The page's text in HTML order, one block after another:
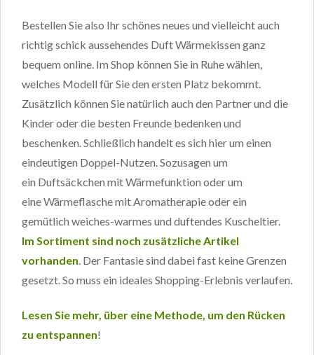
Bestellen Sie also Ihr schönes neues und vielleicht auch
richtig schick aussehendes Duft Wärmekissen ganz
bequem online. Im Shop können Sie in Ruhe wählen,
welches Modell für Sie den ersten Platz bekommt.
Zusätzlich können Sie natürlich auch den Partner und die
Kinder oder die besten Freunde bedenken und
beschenken. Schließlich handelt es sich hier um einen
eindeutigen Doppel-Nutzen. Sozusagen um
ein Duftsäckchen mit Wärmefunktion oder um
eine Wärmeflasche mit Aromatherapie oder ein
gemütlich weiches-warmes und duftendes Kuscheltier.
Im Sortiment sind noch zusätzliche Artikel
vorhanden. Der Fantasie sind dabei fast keine Grenzen
gesetzt. So muss ein ideales Shopping-Erlebnis verlaufen.
Lesen Sie mehr, über eine Methode, um den Rücken
zu entspannen!